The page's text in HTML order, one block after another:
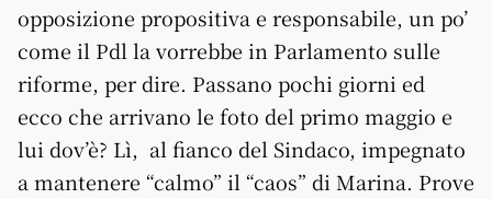
opposizione propositiva e responsabile, un po’
come il Pdl la vorrebbe in Parlamento sulle
riforme, per dire. Passano pochi giorni ed
ecco che arrivano le foto del primo maggio e
lui dov’è? Lì, al fianco del Sindaco, impegnato
a mantenere “calmo” il “caos” di Marina. Prove